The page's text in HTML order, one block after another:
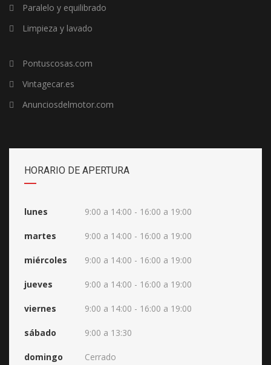
Paralelo y equilibrado
Limpieza y lavado
Pontuscosas.com
Vintagecar.es
Anunciosdelmotor.com
HORARIO DE APERTURA
lunes 9:00 a 14:00 - 16:00 a 19:00
martes 9:00 a 14:00 - 16:00 a 19:00
miércoles 9:00 a 14:00 - 16:00 a 19:00
jueves 9:00 a 14:00 - 16:00 a 19:00
viernes 9:00 a 14:00 - 16:00 a 19:00
sábado 9:00 a 13:30
domingo Cerrado